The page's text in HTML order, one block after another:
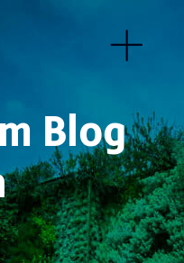
Blog